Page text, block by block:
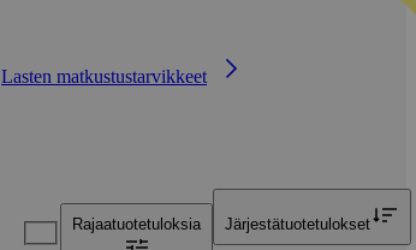
Lasten matkustustarvikkeet
Rajaatuotetuloksia Järjestätuotetulokset